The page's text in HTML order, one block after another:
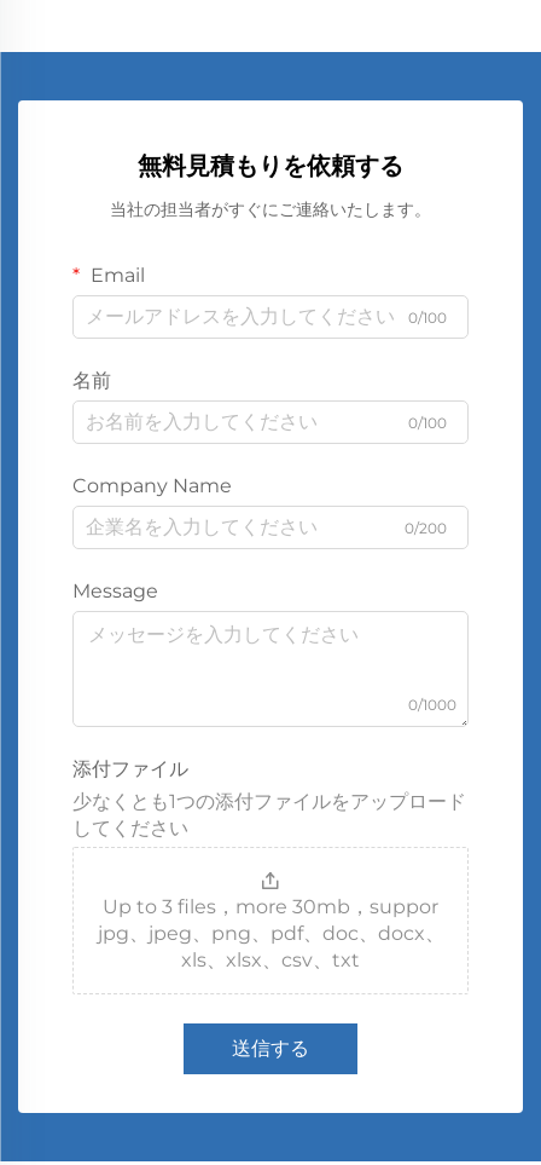
無料見積もりを依頼する
当社の担当者がすぐにご連絡いたします。
Email
0/100
名前
0/100
Company Name
0/200
Message
0/1000
添付ファイル
少なくとも1つの添付ファイルをアップロード
してください
Up to 3 files，more 30mb，suppor
jpg、jpeg、png、pdf、doc、docx、
xls、xlsx、csv、txt
送信する